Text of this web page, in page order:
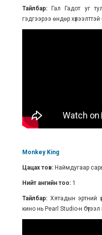
Тайлбар:
Гал Гадот уг
гэдгээрээ өндөр
Monkey King
Цацах тов: Наймдугаар
Нийт ангийн тоо: 1
Тайлбар: Хятадын эртний
кино нь Pearl Studio-н